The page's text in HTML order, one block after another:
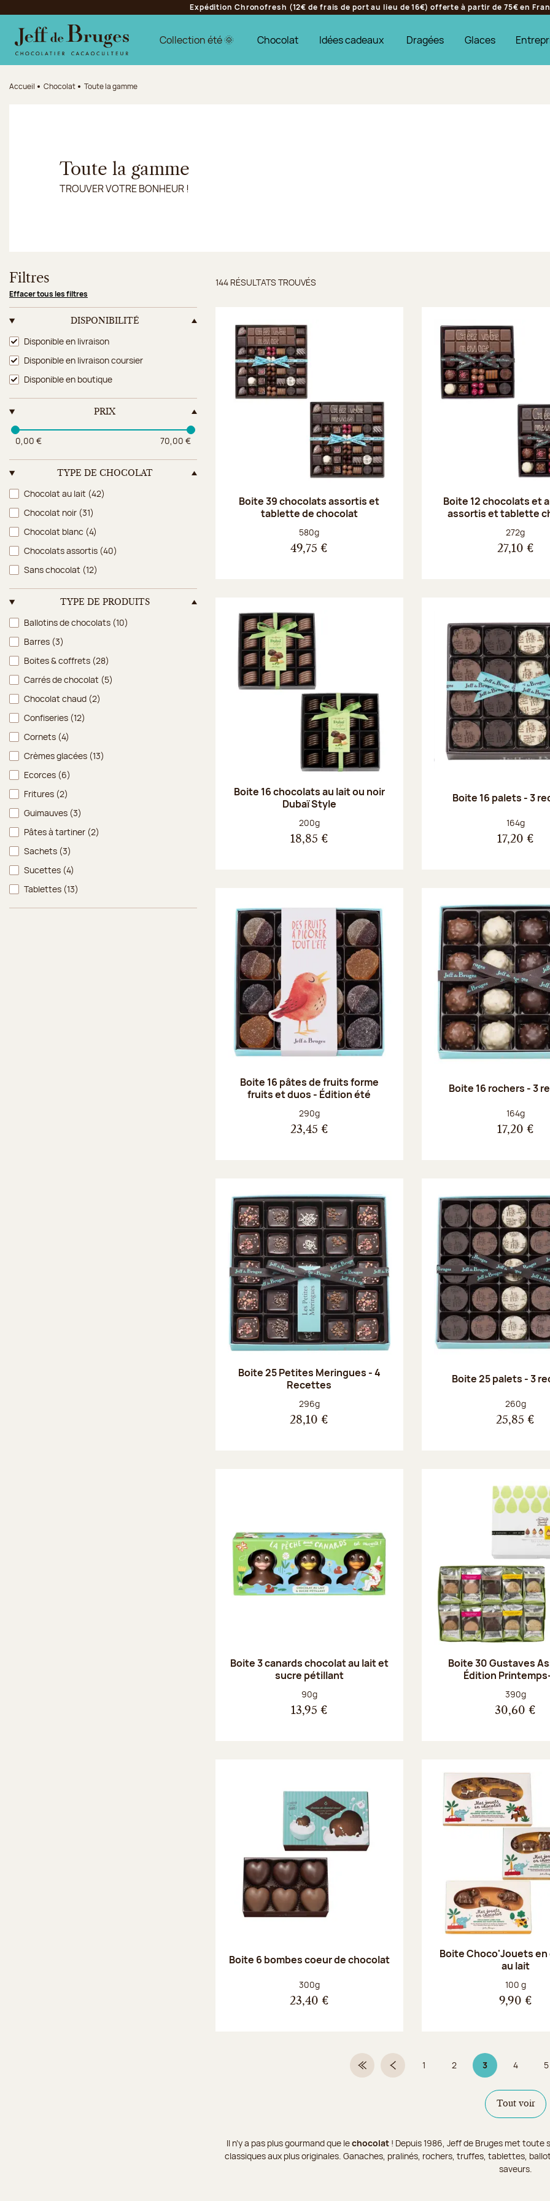
Aller au contenu principal
Aller au pied de page
Expédition Chronofresh (12€ de frais de port au lieu de 16€) offerte à partir de 75€ en
Collection été 🌞 Chocolat Idées cadeaux Dragées Glaces
Accueil Chocolat Toute la gamme
Toute la gamme
TROUVER VOTRE BONHEUR !
Filtres
Effacer tous les filtres
DISPONIBILITÉ
Disponibilité
Disponible en livraison
Disponible en livraison coursier
Disponible en boutique
PRIX
0,00 € 70,00 €
TYPE DE CHOCOLAT
Type de chocolat
Chocolat au lait (42)
Chocolat noir (31)
Chocolat blanc (4)
Chocolats assortis (40)
Sans chocolat (12)
TYPE DE PRODUITS
Type de produits
Ballotins de chocolats (10)
Barres (3)
Boites & coffrets (28)
Carrés de chocolat (5)
Chocolat chaud (2)
Confiseries (12)
Cornets (4)
Crèmes glacées (13)
Ecorces (6)
Fritures (2)
Guimauves (3)
Pâtes à tartiner (2)
Sachets (3)
Sucettes (4)
Tablettes (13)
Résultats trouvés
144 RÉSULTATS TROUVÉS
Boite 39 chocolats assortis et
tablette de chocolat
Poids net :
580g
49,75 €
Boite 12 chocolats et
assortis et tablette
Poids net :
272g
27,10 €
Boite 16 chocolats au lait ou noir
Dubaï Style
Poids net :
200g
18,85 €
Boite 16 palets - 3
Poids net :
164g
17,20 €
Boite 16 pâtes de fruits forme
fruits et duos - Édition été
Poids net :
290g
23,45 €
Boite 16 rochers - 3
Poids net :
164g
17,20 €
Boite 25 Petites Meringues - 4
Recettes
Poids net :
296g
28,10 €
Boite 25 palets - 3
Poids net :
260g
25,85 €
Boite 3 canards chocolat au lait et
sucre pétillant
Poids net :
90g
13,95 €
Boite 30 Gustaves
Édition
Poids net :
390g
30,60 €
Boite 6 bombes coeur de chocolat
Poids net :
300g
23,40 €
Boite Choco'Jouets
au lait
Poids net :
100 g
9,90 €
Première pagePage précédente
Page
1 Page
2 3Page 3 sur 9
Page
4 5
Tout voir
Il n’y a pas plus gourmand que lechocolat! Depuis 1986, Jeff de Bruges met toute
classiques aux plus originales. Ganaches, pralinés, rochers, truffes, tablettes,
saveurs.